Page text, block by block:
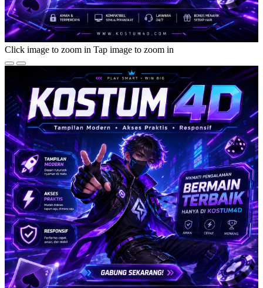
Click image to zoom in Tap image to zoom in